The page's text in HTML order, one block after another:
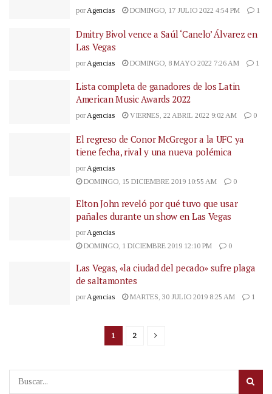
porAgencias DOMINGO, 17 JULIO 2022 4:54 PM 1
Dmitry Bivol vence a Saúl ‘Canelo’ Álvarez en
Las Vegas
por Agencias DOMINGO, 8 MAYO 2022 7:26 AM 1
Lista completa de ganadores de los Latin
American Music Awards 2022
porAgencias VIERNES, 22 ABRIL 2022 9:02 AM 0
El regreso de Conor McGregor a la UFC ya
tiene fecha, rival y una nueva polémica
por Agencias
DOMINGO, 15 DICIEMBRE 2019 10:55 AM
0
Elton John reveló por qué tuvo que usar
pañales durante un show en Las Vegas
por Agencias
DOMINGO, 1 DICIEMBRE 2019 12:10 PM
0
Las Vegas, «la ciudad del pecado» sufre plaga
de saltamontes
por Agencias MARTES, 30 JULIO 2019 8:25 AM 1
1 2